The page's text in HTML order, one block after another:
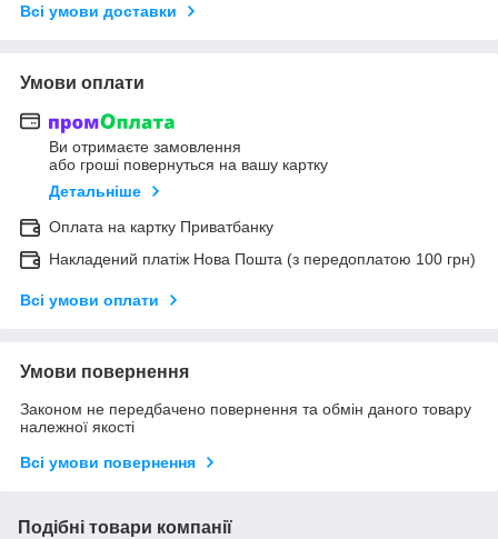
Всі умови доставки
Умови оплати
Ви отримаєте замовлення
або гроші повернуться на вашу картку
Детальніше
Оплата на картку Приватбанку
Накладений платіж Нова Пошта (з передоплатою 100 грн)
Всі умови оплати
Умови повернення
Законом не передбачено повернення та обмін даного товару
належної якості
Всі умови повернення
Подібні товари компанії